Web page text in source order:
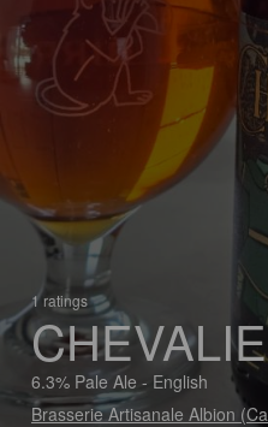
1 ratings
6.3% Pale Ale - English
Brasserie Artisanale Albion